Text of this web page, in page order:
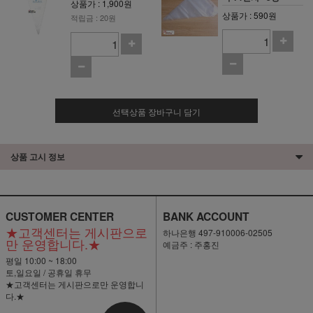
상품가 : 1,900원
적립금 : 20원 상품가 : 590원
선택상품 장바구니 담기
상품 고시 정보
CUSTOMER CENTER
★고객센터는 게시판으로
만 운영합니다.★
평일 10:00 ~ 18:00
토,일요일 / 공휴일 휴무
★고객센터는 게시판으로만 운영합니
다.★
BANK ACCOUNT
하나은행 497-910006-02505
예금주 : 주홍진